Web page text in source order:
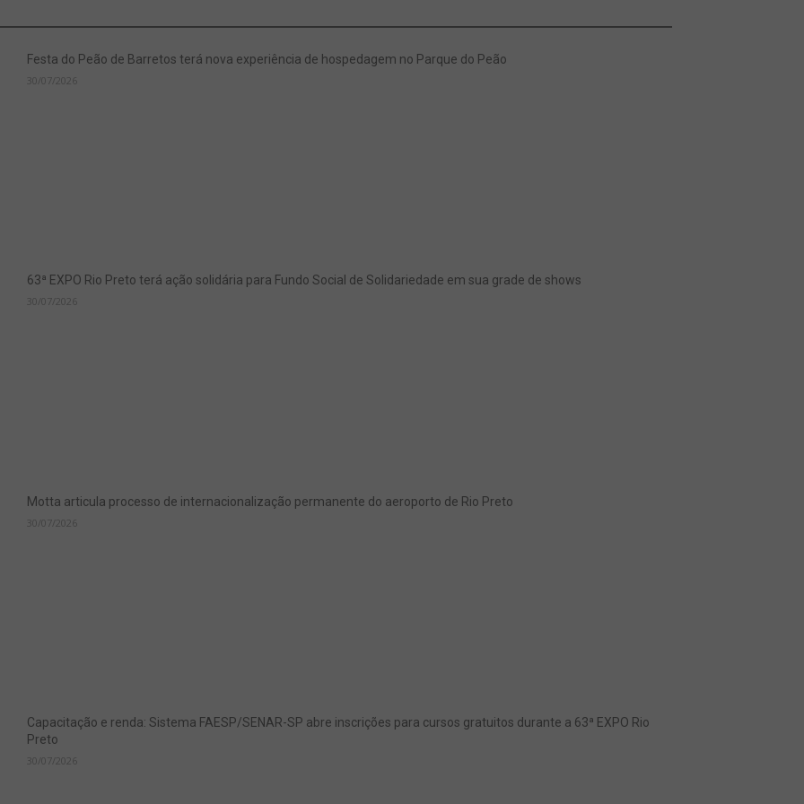
Festa do Peão de Barretos terá nova experiência de hospedagem no Parque do Peão
30/07/2026
63ª EXPO Rio Preto terá ação solidária para Fundo Social de Solidariedade em sua grade de shows
30/07/2026
Motta articula processo de internacionalização permanente do aeroporto de Rio Preto
30/07/2026
Capacitação e renda: Sistema FAESP/SENAR-SP abre inscrições para cursos gratuitos durante a 63ª EXPO Rio
Preto
30/07/2026